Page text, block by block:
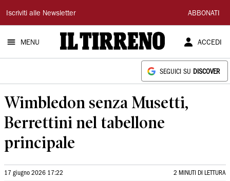
Il
Tirreno
Iscriviti alle Newsletter ABBONATI
MENU ACCEDI
SEGUICI SU DISCOVER
Wimbledon senza Musetti,
Berrettini nel tabellone
principale
17 giugno 2026 17:22 2 MINUTI DI LETTURA